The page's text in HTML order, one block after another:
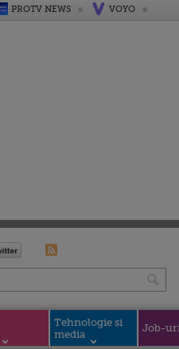
PROTV NEWS VOYO
Tehnologie si
media
Job-